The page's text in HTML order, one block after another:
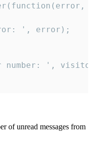
', error);
number: ',
of unread messages from